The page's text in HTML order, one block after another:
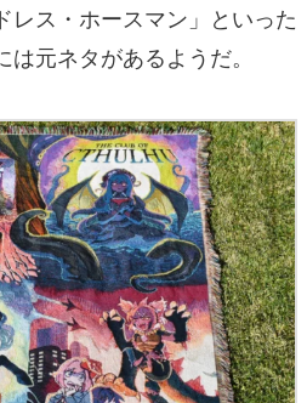
レス・ホースマン」といった
元ネタがあるようだ。